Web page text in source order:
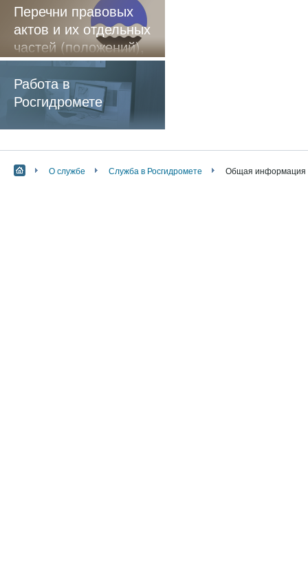
Перечни правовых
актов и их отдельных
частей (положений),
содержащие
обязательные
требования
Работа в
Росгидромете
О службе Служба в Росгидромете Общая информация